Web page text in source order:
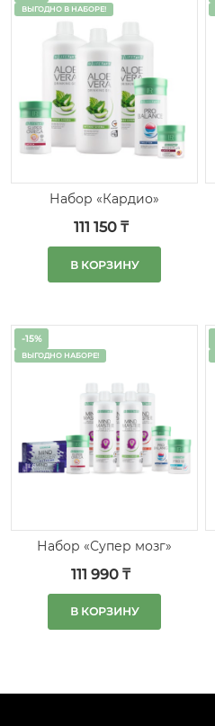
ВЫГОДНО В НАБОРЕ!
Набор «Кардио»
111 150 ₸
В КОРЗИНУ
-15%
ВЫГОДНО НАБОРЕ!
Набор «Супер мозг»
111 990 ₸
В КОРЗИНУ